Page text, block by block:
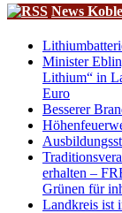
News
Minister
Lithium“ in
Euro
Besserer
erhalten –
Grünen für
Landkreis ist